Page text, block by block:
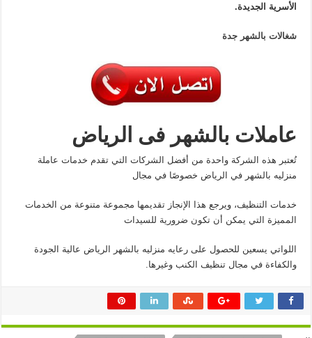
الأسرية الجديدة.
شغالات بالشهر جدة
عاملات بالشهر فى الرياض
تُعتبر هذه الشركة واحدة من أفضل الشركات التي تقدم خدمات عاملة
منزليه بالشهر في الرياض خصوصًا في مجال
خدمات التنظيف، ويرجع هذا الإنجاز تقديمها مجموعة متنوعة من الخدمات
المميزة التي يمكن أن تكون ضرورية للسيدات
اللواتي يسعين للحصول على رعايه منزليه بالشهر الرياض عالية الجودة
والكفاءة في مجال تنظيف الكنب وغيرها.